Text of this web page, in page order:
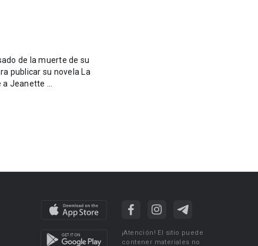
de la muerte de su
publicar su novela La
a Jeanette ...
¡Atención! El sitio puede
contener materiales no